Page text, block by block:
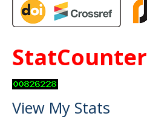
StatCounter
View My Stats